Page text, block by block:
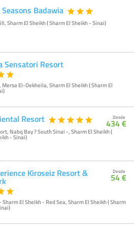
Badawia
Sharm El Sheikh ( Sharm El Sheikh - Sinai)
Sensatori Resort
Mersa El-Dekheila, Sharm El Sheikh ( Sharm El
Resort
Nabq Bay ? South Sinai -, Sharm El Sheikh (
- Sinai)
Desde
434 €
Kiroseiz Resort &
Sharm El Sheikh - Red Sea, Sharm El Sheikh ( Sharm
Desde
54 €